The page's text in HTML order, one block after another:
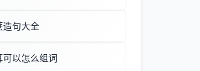
造句大全
可以怎么组词